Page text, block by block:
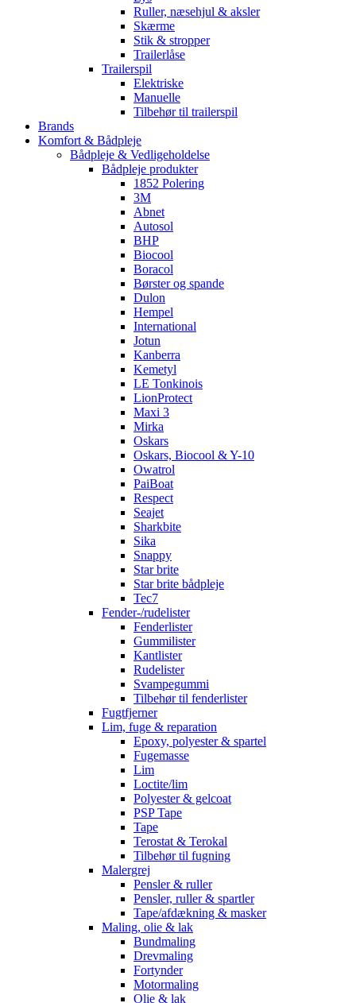
Ruller, næsehjul & aksler
Skærme
Stik & stropper
Trailerlåse
Trailerspil
Elektriske
Manuelle
Tilbehør til trailerspil
Brands
Komfort & Bådpleje
Bådpleje & Vedligeholdelse
Bådpleje produkter
1852 Polering
3M
Abnet
Autosol
BHP
Biocool
Boracol
Børster og spande
Dulon
Hempel
International
Jotun
Kanberra
Kemetyl
LE Tonkinois
LionProtect
Maxi 3
Mirka
Oskars
Oskars, Biocool & Y-10
Owatrol
PaiBoat
Respect
Seajet
Sharkbite
Sika
Snappy
Star brite
Star brite bådpleje
Tec7
Fender-/rudelister
Fenderlister
Gummilister
Kantlister
Rudelister
Svampegummi
Tilbehør til fenderlister
Fugtfjerner
Lim, fuge & reparation
Epoxy, polyester & spartel
Fugemasse
Lim
Loctite/lim
Polyester & gelcoat
PSP Tape
Tape
Terostat & Terokal
Tilbehør til fugning
Malergrej
Pensler & ruller
Pensler, ruller & spartler
Tape/afdækning & masker
Maling, olie & lak
Bundmaling
Drevmaling
Fortynder
Motormaling
Olie & lak